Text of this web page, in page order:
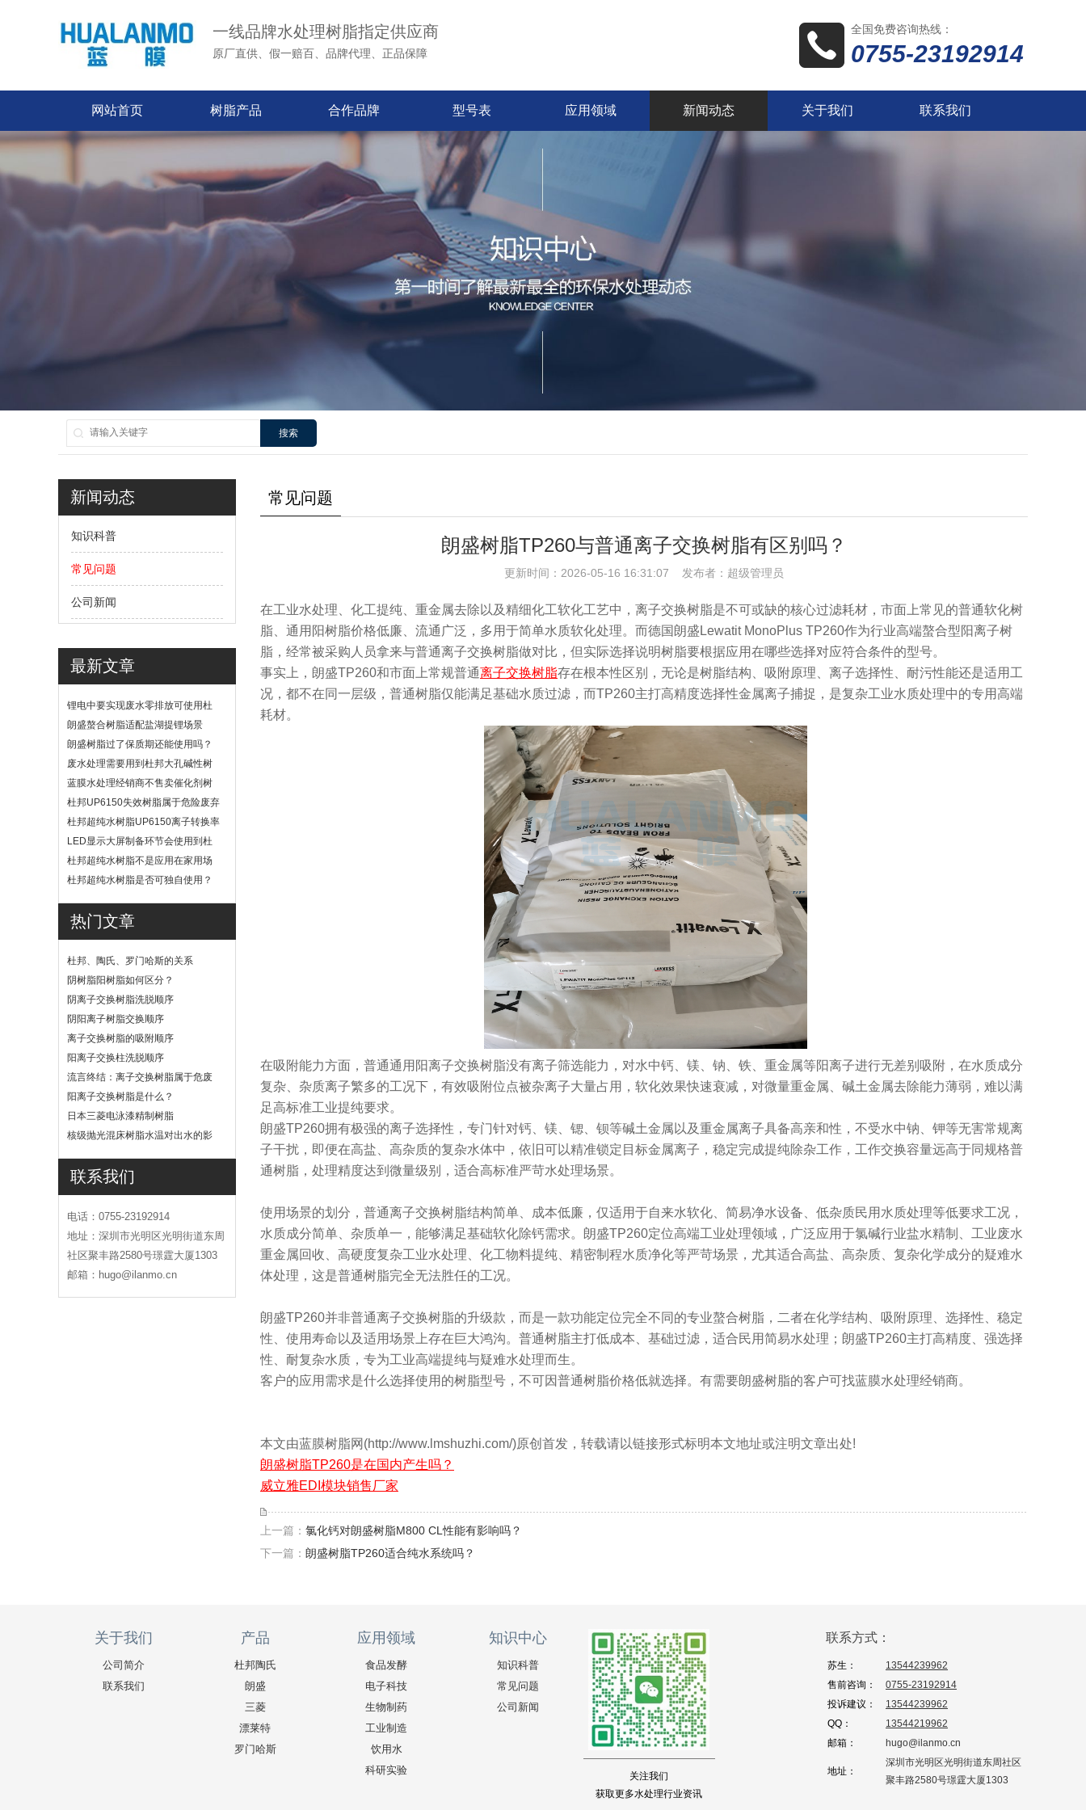
一线品牌水处理树脂指定供应商
原厂直供、假一赔百、品牌代理、正品保障
全国免费咨询热线：
0755-23192914
网站首页 树脂产品 合作品牌 型号表 应用领域 新闻动态 关于我们 联系我们
搜索
新闻动态
知识科普
常见问题
公司新闻
最新文章
锂电中要实现废水零排放可使用杜
邦软化树脂吗？
朗盛螯合树脂适配盐湖提锂场景
吗？
朗盛树脂过了保质期还能使用吗？
废水处理需要用到杜邦大孔碱性树
脂？
蓝膜水处理经销商不售卖催化剂树
脂
杜邦UP6150失效树脂属于危险废弃
物吗？
杜邦超纯水树脂UP6150离子转换率
高吗？
LED显示大屏制备环节会使用到杜
邦UP6040树脂吗？
杜邦超纯水树脂不是应用在家用场
景
杜邦超纯水树脂是否可独自使用？
热门文章
杜邦、陶氏、罗门哈斯的关系
阴树脂阳树脂如何区分？
阴离子交换树脂洗脱顺序
阴阳离子树脂交换顺序
离子交换树脂的吸附顺序
阳离子交换柱洗脱顺序
流言终结：离子交换树脂属于危废
吗
阳离子交换树脂是什么？
日本三菱电泳漆精制树脂
核级抛光混床树脂水温对出水的影
联系我们
电话：0755-23192914
地址：深圳市光明区光明街道东周
社区聚丰路2580号璟霆大厦1303
邮箱：hugo@ilanmo.cn
常见问题
朗盛树脂TP260与普通离子交换树脂有区别吗？
更新时间：2026-05-16 16:31:07 发布者：超级管理员
在工业水处理、化工提纯、重金属去除以及精细化工软化工艺中，离子交换树脂是不可或缺的核心过滤耗材，市面上常见的普通软化树
脂、通用阳树脂价格低廉、流通广泛，多用于简单水质软化处理。而德国朗盛Lewatit MonoPlus TP260作为行业高端螯合型阳离子树
脂，经常被采购人员拿来与普通离子交换树脂做对比，但实际选择说明树脂要根据应用在哪些选择对应符合条件的型号。
事实上，朗盛TP260和市面上常规普通离子交换树脂存在根本性区别，无论是树脂结构、吸附原理、离子选择性、耐污性能还是适用工
况，都不在同一层级，普通树脂仅能满足基础水质过滤，而TP260主打高精度选择性金属离子捕捉，是复杂工业水质处理中的专用高端
耗材。
在吸附能力方面，普通通用阳离子交换树脂没有离子筛选能力，对水中钙、镁、钠、铁、重金属等阳离子进行无差别吸附，在水质成分
复杂、杂质离子繁多的工况下，有效吸附位点被杂离子大量占用，软化效果快速衰减，对微量重金属、碱土金属去除能力薄弱，难以满
足高标准工业提纯要求。
朗盛TP260拥有极强的离子选择性，专门针对钙、镁、锶、钡等碱土金属以及重金属离子具备高亲和性，不受水中钠、钾等无害常规离
子干扰，即便在高盐、高杂质的复杂水体中，依旧可以精准锁定目标金属离子，稳定完成提纯除杂工作，工作交换容量远高于同规格普
通树脂，处理精度达到微量级别，适合高标准严苛水处理场景。
使用场景的划分，普通离子交换树脂结构简单、成本低廉，仅适用于自来水软化、简易净水设备、低杂质民用水质处理等低要求工况，
水质成分简单、杂质单一，能够满足基础软化除钙需求。朗盛TP260定位高端工业处理领域，广泛应用于氯碱行业盐水精制、工业废水
重金属回收、高硬度复杂工业水处理、化工物料提纯、精密制程水质净化等严苛场景，尤其适合高盐、高杂质、复杂化学成分的疑难水
体处理，这是普通树脂完全无法胜任的工况。
朗盛TP260并非普通离子交换树脂的升级款，而是一款功能定位完全不同的专业螯合树脂，二者在化学结构、吸附原理、选择性、稳定
性、使用寿命以及适用场景上存在巨大鸿沟。普通树脂主打低成本、基础过滤，适合民用简易水处理；朗盛TP260主打高精度、强选择
性、耐复杂水质，专为工业高端提纯与疑难水处理而生。
客户的应用需求是什么选择使用的树脂型号，不可因普通树脂价格低就选择。有需要朗盛树脂的客户可找蓝膜水处理经销商。
本文由蓝膜树脂网(http://www.lmshuzhi.com/)原创首发，转载请以链接形式标明本文地址或注明文章出处!
朗盛树脂TP260是在国内产生吗？
威立雅EDI模块销售厂家
上一篇： 氯化钙对朗盛树脂M800 CL性能有影响吗？
下一篇： 朗盛树脂TP260适合纯水系统吗？
关于我们
公司简介
联系我们
产品
杜邦陶氏
朗盛
三菱
漂莱特
罗门哈斯
应用领域
食品发酵
电子科技
生物制药
工业制造
饮用水
科研实验
知识中心
知识科普
常见问题
公司新闻
关注我们
获取更多水处理行业资讯
联系方式：
苏生：
13544239962
售前咨询：
0755-23192914
投诉建议：
13544239962
QQ：
13544219962
邮箱：
hugo@ilanmo.cn
地址：
深圳市光明区光明街道东周社区
聚丰路2580号璟霆大厦1303